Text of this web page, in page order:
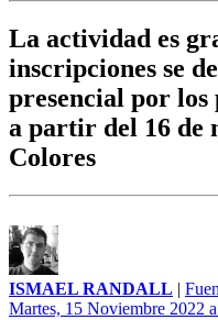
La actividad es
inscripciones se
presencial por los
a partir del 16 de
Colores
ISMAEL RANDALL |
Martes, 15 Noviembre 2022